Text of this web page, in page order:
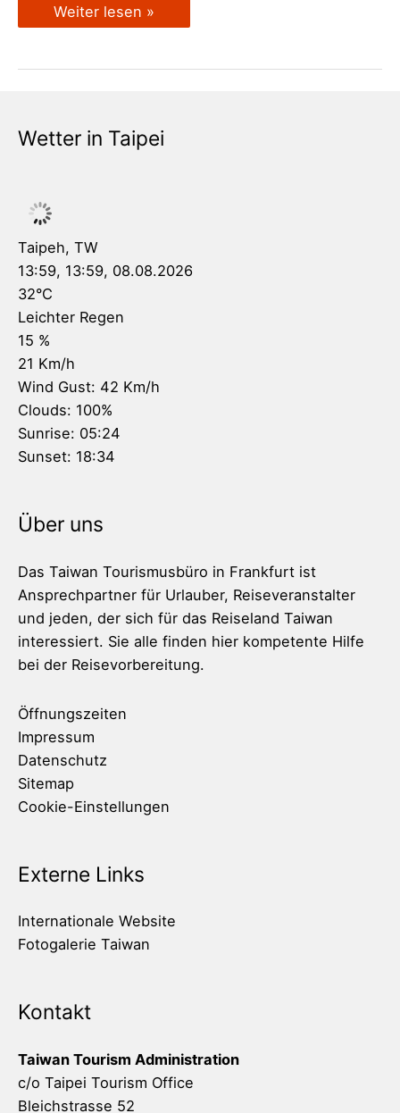
Stopover
in
Reisetipp
Weiter lesen »
Wetter in Taipei
Taipeh, TW
13:59, 13:59, 08.08.2026
32°C
Leichter Regen
15 %
21 Km/h
Wind Gust: 42 Km/h
Clouds: 100%
Sunrise: 05:24
Sunset: 18:34
Über uns
Das Taiwan Tourismusbüro in Frankfurt ist
Ansprechpartner für Urlauber, Reiseveranstalter
und jeden, der sich für das Reiseland Taiwan
interessiert. Sie alle finden hier kompetente Hilfe
bei der Reisevorbereitung.
Öffnungszeiten
Impressum
Datenschutz
Sitemap
Cookie-Einstellungen
Externe Links
Internationale Website
Fotogalerie Taiwan
Kontakt
Taiwan Tourism Administration
c/o Taipei Tourism Office
Bleichstrasse 52